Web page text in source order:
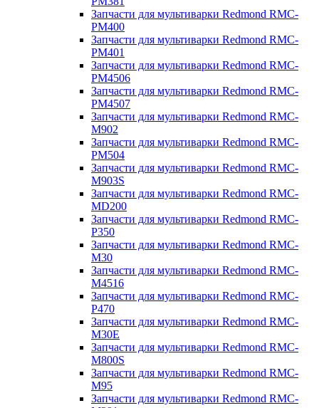
Запчасти для мультиварки Redmond RMC-
PM400
Запчасти для мультиварки Redmond RMC-
PM401
Запчасти для мультиварки Redmond RMC-
PM4506
Запчасти для мультиварки Redmond RMC-
PM4507
Запчасти для мультиварки Redmond RMC-
M902
Запчасти для мультиварки Redmond RMC-
PM504
Запчасти для мультиварки Redmond RMC-
M903S
Запчасти для мультиварки Redmond RMC-
MD200
Запчасти для мультиварки Redmond RMC-
P350
Запчасти для мультиварки Redmond RMC-
M30
Запчасти для мультиварки Redmond RMC-
M4516
Запчасти для мультиварки Redmond RMC-
P470
Запчасти для мультиварки Redmond RMC-
M30E
Запчасти для мультиварки Redmond RMC-
M800S
Запчасти для мультиварки Redmond RMC-
M95
Запчасти для мультиварки Redmond RMC-